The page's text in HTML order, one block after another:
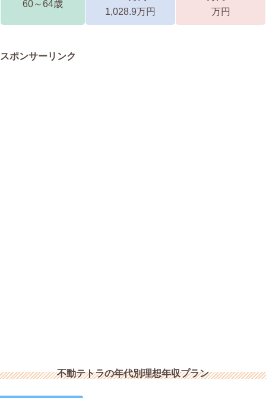
60～64歳
1,028.9万円
万円
スポンサーリンク
不動テトラの年代別理想年収プラン